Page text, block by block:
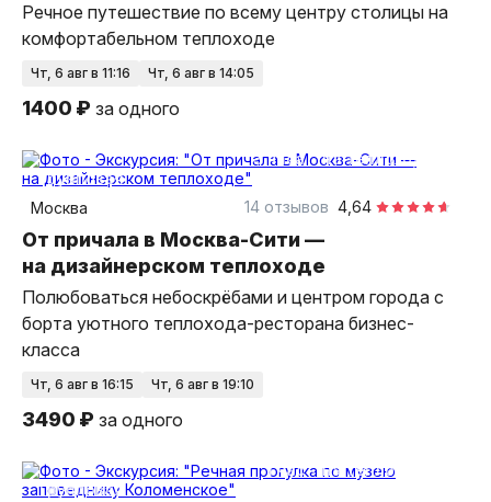
Речное путешествие по всему центру столицы на
комфортабельном теплоходе
чт, 6 авг в 11:16 чт, 6 авг в 14:05
1400 ₽ за одного
3 часа
на теплоходе
групповая
Москва
4,64
14 отзывов
От причала в Москва-Сити —
на дизайнерском теплоходе
Полюбоваться небоскрёбами и центром города с
борта уютного теплохода-ресторана бизнес-
класса
чт, 6 авг в 16:15 чт, 6 авг в 19:10
3490 ₽ за одного
1 час
на теплоходе
групповая